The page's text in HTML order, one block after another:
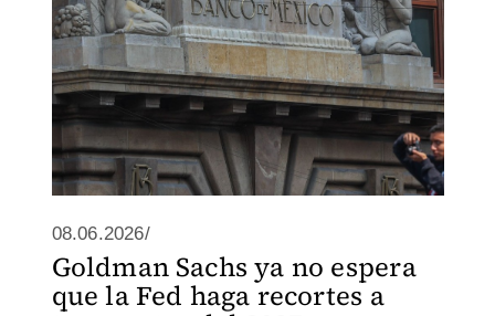
08.06.2026/
Goldman Sachs ya no espera
que la Fed haga recortes a